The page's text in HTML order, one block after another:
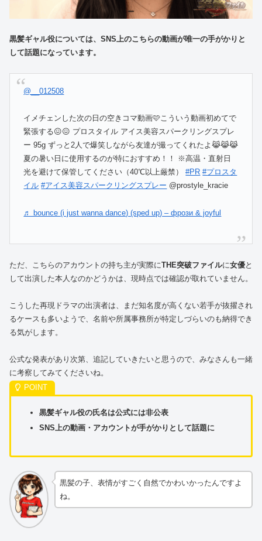
黒髪ギャル役については、SNS上のこちらの動画が唯一の手がかりと
して話題になっています。
@__012508
イメチェンした次の日の空きコマ動画🩷こういう動画初めてで
緊張する😖😖 プロスタイル アイス美容スパークリングスプレ
ー 95g ずっと2人で爆笑しながら友達が撮ってくれたよ😹😹😹
夏の暑い日に使用するのが特におすすめ！！ ※高温・直射日
光を避けて保管してください（40℃以上厳禁）#PR #プロスタ
イル #アイス美容スパークリングスプレー @prostyle_kracie
♬ bounce (i just wanna dance) (sped up) – фрози & joyful
ただ、こちらのアカウントの持ち主が実際にTHE突破ファイルに女優と
して出演した本人なのかどうかは、現時点では確認が取れていません。
こうした再現ドラマの出演者は、まだ知名度が高くない若手が抜擢され
るケースも多いようで、名前や所属事務所が特定しづらいのも納得でき
る気がします。
公式な発表があり次第、追記していきたいと思うので、みなさんも一緒
に考察してみてくださいね。
黒髪ギャル役の氏名は公式には非公表
SNS上の動画・アカウントが手がかりとして話題に
黒髪の子、表情がすごく自然でかわいかったんですよ
ね。